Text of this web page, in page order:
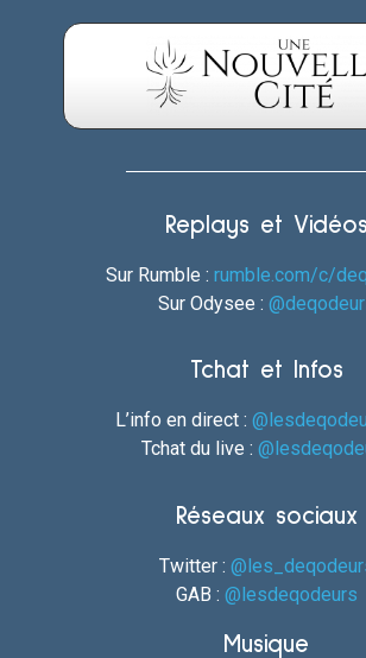
Replays et Vidéos
Sur Rumble : rumble.com/c/
Sur Odysee :
Tchat et Infos
L’info en direct :
Tchat du live :
Réseaux sociaux
Twitter :
GAB : @lesdeqodeurs
Musique